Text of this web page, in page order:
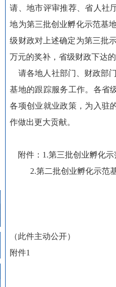
请、地市评审推荐、省人社
地为第三批创业孵化示范基
级财政对上述确定为第三批
万元的奖补，省级财政下达
请各地人社部门、财政部
基地的跟踪服务工作。各省
各项创业就业政策，为 入驻
作做出更大贡献。
附件：1.第三批创业孵化示
2.第二批创业孵化示范基
（此件主动公开）
附件1